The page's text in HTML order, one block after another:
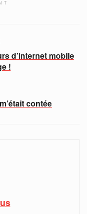
d’Internet mobile
!
contée